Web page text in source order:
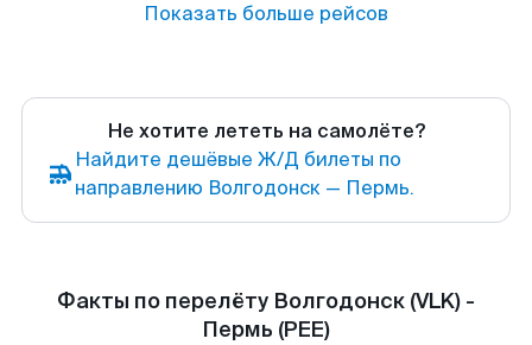
Показать больше рейсов
Не хотите лететь на самолёте?
Найдите дешёвые Ж/Д билеты по
направлению Волгодонск — Пермь.
Факты по перелёту Волгодонск (VLK) -
Пермь (PEE)